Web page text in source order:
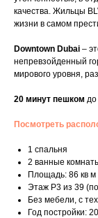
качества. Жильцы
жизни в самом
Downtown Dubai –
непревзойденный
мирового уровня,
20 минут пешком
Посмотреть
1 спальня
2 ванные
Площадь: 86 кв м
Этаж P3 из 39
Без мебели, с
Год постройки: